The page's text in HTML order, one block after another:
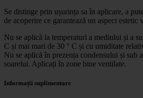
Se distinge prin ușurința sa în aplicare, a
de acoperire ce garantează un aspect estetic
Nu se aplică la temperaturi a mediului și a
C și mai mari de 30 ° C și cu umiditate
Nu se aplică în prezența condensului și sub
soarelui. Aplicați în zone bine ventilate.
Informații suplimentare